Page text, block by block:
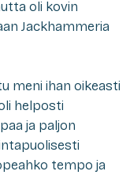
oli kovin
Jackhammeria
meni ihan oikeasti
helposti
ja paljon
tempo ja